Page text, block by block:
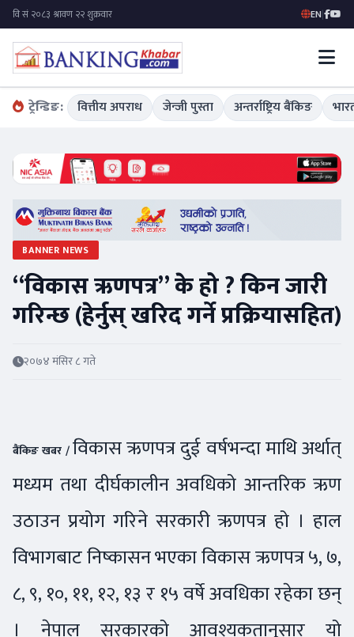
EN|
ट्रेन्डिङ: वित्तीय अपराध जेन्जी पुस्ता अन्तर्राष्ट्रिय बैंकिङ
BANNER NEWS
“विकास ऋणपत्र” के हो ? किन जारी
गरिन्छ (हेर्नुस् खरिद गर्ने प्रक्रियासहित)
२०७४ मंसिर ८ गते
बैंकिङ खबर /विकास ऋणपत्र दुई वर्षभन्दा माथि अर्थात्
मध्यम तथा दीर्घकालीन अवधिको आन्तरिक ऋण
उठाउन प्रयोग गरिने सरकारी ऋणपत्र हो । हाल
विभागबाट निष्कासन भएका विकास ऋणपत्र ५, ७,
८, ९, १०, ११, १२, १३ र १५ वर्षे अवधिका रहेका छन्
। नेपाल सरकारको आवश्यकतानुसार यो